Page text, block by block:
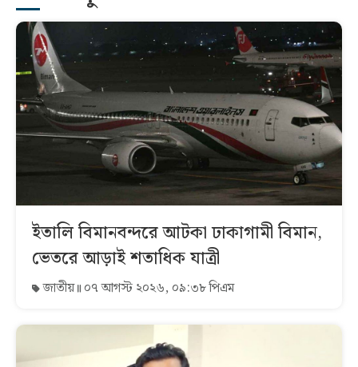
ইতালি বিমানবন্দরে আটকা ঢাকাগামী বিমান,
ভেতরে আড়াই শতাধিক যাত্রী
জাতীয় ০৭ আগস্ট ২০২৬, ০৯:৩৮ পিএম